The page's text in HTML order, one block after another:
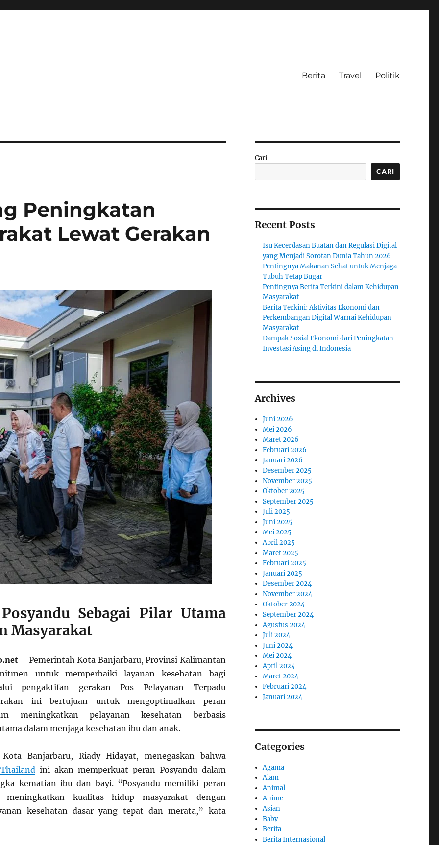
Berita Travel Politik
Peningkatan
Lewat Gerakan
Sebagai Pilar Utama
Masyarakat
– Pemerintah Kota Banjarbaru, Provinsi Kalimantan
untuk memperbaiki layanan kesehatan bagi
pengaktifan gerakan Pos Pelayanan Terpadu
ini bertujuan untuk mengoptimalkan peran
meningkatkan pelayanan kesehatan berbasis
dalam menjaga kesehatan ibu dan anak.
Banjarbaru, Riady Hidayat, menegaskan bahwa
ini akan memperkuat peran Posyandu dalam
kematian ibu dan bayi. “Posyandu memiliki peran
meningkatkan kualitas hidup masyarakat dengan
kesehatan dasar yang tepat dan merata,” kata
Cari
CARI
Recent Posts
Isu Kecerdasan Buatan dan Regulasi Digital
yang Menjadi Sorotan Dunia Tahun 2026
Pentingnya Makanan Sehat untuk Menjaga
Tubuh Tetap Bugar
Pentingnya Berita Terkini dalam Kehidupan
Masyarakat
Berita Terkini: Aktivitas Ekonomi dan
Perkembangan Digital Warnai Kehidupan
Masyarakat
Dampak Sosial Ekonomi dari Peningkatan
Investasi Asing di Indonesia
Archives
Juni 2026
Mei 2026
Maret 2026
Februari 2026
Januari 2026
Desember 2025
November 2025
Oktober 2025
September 2025
Juli 2025
Juni 2025
Mei 2025
April 2025
Maret 2025
Februari 2025
Januari 2025
Desember 2024
November 2024
Oktober 2024
September 2024
Agustus 2024
Juli 2024
Juni 2024
Mei 2024
April 2024
Maret 2024
Februari 2024
Januari 2024
Categories
Agama
Alam
Animal
Anime
Asian
Baby
Berita
Berita Internasional